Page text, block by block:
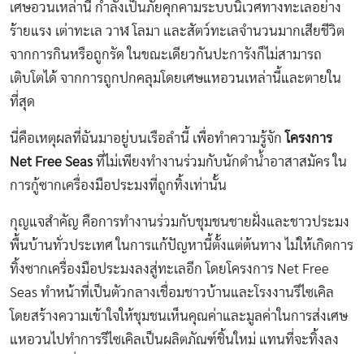
เศษอวนเหล่านี้ กำลังเป็นภัยคุกคามระบบนิเวศทางทะเลอย่าง
ร้ายแรง เต่าทะเล วาฬ โลมา และสัตว์ทะเลจำนวนมากเสียชีวิต
จากการกินหรือถูกรัด ในขณะเดียวกันปะการังก็ไม่สามารถ
เติบโตได้ จากการถูกปกคลุมโดยเศษแหอวนเหล่านี้และตายใน
ที่สุด
นี่คือเหตุผลที่ฉันมาอยู่บนเรือลำนี้ เพื่อทำความรู้จัก โครงการ
Net Free Seas ที่ไม่เพียงทำงานร่วมกับนักดำน้ำอาสาสมัคร ใน
การกู้ซากเครื่องมือประมงที่ถูกทิ้งเท่านั้น
กุญแจสำคัญ คือการทำงานร่วมกับชุมชนชายฝั่งและชาวประมง
พื้นบ้านทั่วประเทศ ในการแก้ปัญหานี้ตั้งแต่ต้นทาง ไม่ให้เกิดการ
ทิ้งซากเครื่องมือประมงลงสู่ทะเลอีก โดยโครงการ Net Free
Seas ทำหน้าที่เป็นตัวกลางเชื่อมชาวบ้านและโรงงานรีไซเคิล
โดยสร้างความเข้าใจให้ชุมชนเห็นคุณค่าและมูลค่าในการส่งเศษ
แหอวนไปทำการรีไซเคิลเป็นผลิตภัณฑ์ชิ้นใหม่ แทนที่จะทิ้งลง